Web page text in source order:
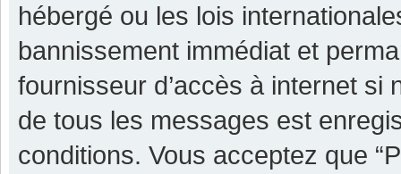
hébergé ou les lois
bannissement immédiat et
fournisseur d’accès à internet si
de tous les messages est
conditions. Vous acceptez que